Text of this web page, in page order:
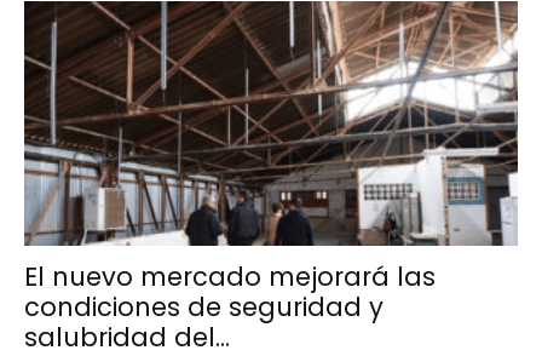
El nuevo mercado mejorará las
condiciones de seguridad y
salubridad del...